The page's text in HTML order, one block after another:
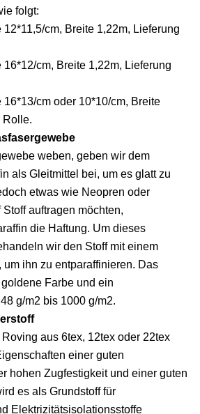
folgt:
cm, Breite 1,22m, Lieferung
16*12/cm, Breite 1,22m, Lieferung
16*13/cm oder 10*10/cm, Breite
Rolle.
weben, geben wir dem
als Gleitmittel bei, um es glatt zu
etwas wie Neopren oder
auftragen möchten,
die Haftung. Um dieses
wir den Stoff mit einem
um ihn zu entparaffinieren. Das
Farbe und ein
g/m2 bis 1000 g/m2.
aus 6tex, 12tex oder 22tex
einer guten
hohen Zugfestigkeit und einer guten
es als Grundstoff für
Elektrizitätsisolationsstoffe